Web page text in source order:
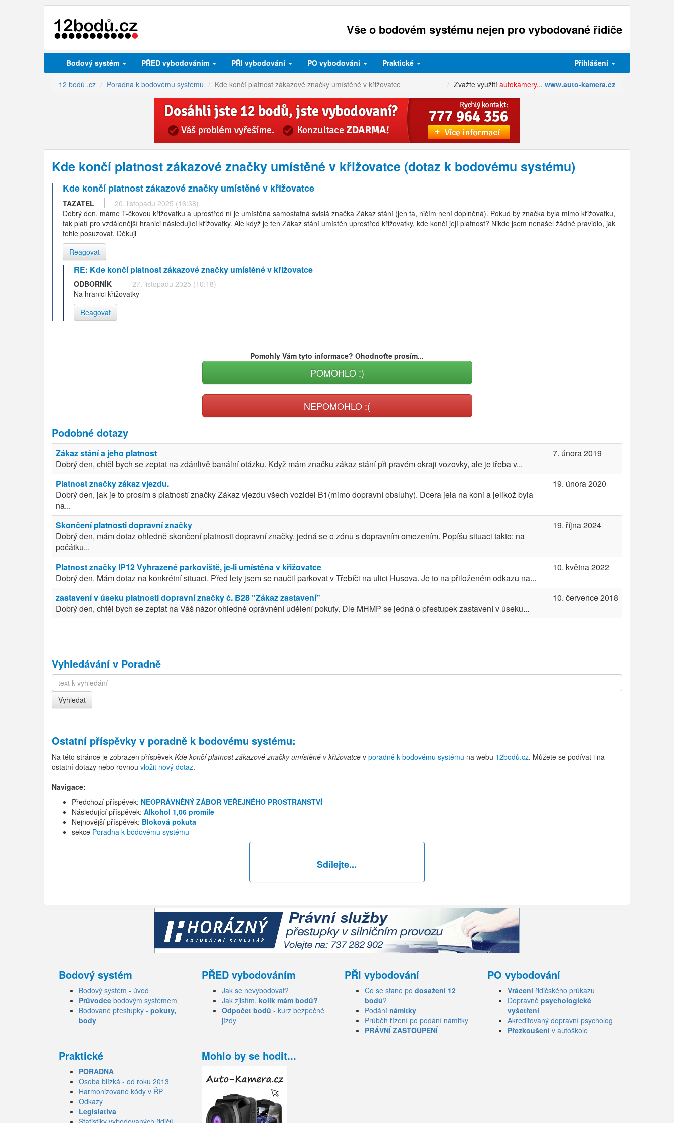
Vše o bodovém systému nejen pro vybodované řidiče
Bodový systém PŘED vybodováním PŘI vybodování PO vybodování Praktické Přihlášení
12 bodů .cz Poradna k bodovému systému Kde končí platnost zákazové značky umístěné v křižovatce Zvažte využití autokamery... www.auto-kamera.cz
Kde končí platnost zákazové značky umístěné v křižovatce (dotaz k bodovému systému)
Kde končí platnost zákazové značky umístěné v křižovatce
TAZATEL
20. listopadu 2025 (16:38)
Dobrý den, máme T-čkovou křižovatku a uprostřed ní je umístěna samostatná svislá značka Zákaz stání (jen ta, ničím není doplněná). Pokud by značka byla mimo křižovatku,
tak platí pro vzdálenější hranici následující křižovatky. Ale když je ten Zákaz stání umístěn uprostřed křižovatky, kde končí její platnost? Nikde jsem nenašel žádné pravidlo, jak
tohle posuzovat. Děkuji
Reagovat
RE: Kde končí platnost zákazové značky umístěné v křižovatce
ODBORNÍK
27. listopadu 2025 (10:18)
Na hranici křižovatky
Reagovat
Pomohly Vám tyto informace? Ohodnoťte prosím...
POMOHLO :)
NEPOMOHLO :(
Podobné dotazy
Zákaz stání a jeho platnost
Dobrý den, chtěl bych se zeptat na zdánlivě banální otázku. Když mám značku zákaz stání při pravém okraji vozovky, ale je třeba v...
7. února 2019
Platnost značky zákaz vjezdu.
Dobrý den, jak je to prosím s platností značky Zákaz vjezdu všech vozidel B1(mimo dopravní obsluhy). Dcera jela na koni a jelikož byla
na...
19. února 2020
Skončení platnosti dopravní značky
Dobrý den, mám dotaz ohledně skončení platnosti dopravní značky, jedná se o zónu s dopravním omezením. Popíšu situaci takto: na
počátku...
19. října 2024
Platnost značky IP12 Vyhrazené parkoviště, je-li umístěna v křižovatce
Dobrý den. Mám dotaz na konkrétní situaci. Před lety jsem se naučil parkovat v Třebíči na ulici Husova. Je to na přiloženém odkazu na...
10. května 2022
zastavení v úseku platnosti dopravní značky č. B28 "Zákaz zastavení"
Dobrý den, chtěl bych se zeptat na Váš názor ohledně oprávnění udělení pokuty. Dle MHMP se jedná o přestupek zastavení v úseku...
10. července 2018
Vyhledávání v Poradně
Ostatní příspěvky v poradně k bodovému systému:
Na této stránce je zobrazen příspěvek Kde končí platnost zákazové značky umístěné v křižovatce v poradně k bodovému systému na webu 12bodů.cz. Můžete se podívat i na
ostatní dotazy nebo rovnou vložit nový dotaz.
Navigace:
Předchozí příspěvek: NEOPRÁVNĚNÝ ZÁBOR VEŘEJNÉHO PROSTRANSTVÍ
Následující příspěvek: Alkohol 1,06 promile
Nejnovější příspěvek: Bloková pokuta
sekce Poradna k bodovému systému
Sdílejte...
Bodový systém
Bodový systém - úvod
Průvodce bodovým systémem
Bodované přestupky - pokuty,
body
PŘED vybodováním
Jak se nevybodovat?
Jak zjistím, kolik mám bodů?
Odpočet bodů - kurz bezpečné
jízdy
PŘI vybodování
Co se stane po dosažení 12
bodů?
Podání námitky
Průběh řízení po podání námitky
PRÁVNÍ ZASTOUPENÍ
PO vybodování
Vrácení řidičského průkazu
Dopravně psychologické
vyšetření
Akreditovaný dopravní psycholog
Přezkoušení v autoškole
Praktické
PORADNA
Osoba blízká - od roku 2013
Harmonizované kódy v ŘP
Odkazy
Legislativa
Mohlo by se hodit...